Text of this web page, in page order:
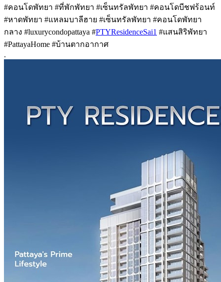
#คอนโดพัทยา #ที่พักพัทยา #เซ็นทรัลพัทยา #คอนโดบีชฟร้อนท์
#หาดพัทยา #แหลมบาลีฮาย #เซ็นทรัลพัทยา #คอนโดพัทยา
กลาง #luxurycondopattaya #PTYResidenceSai1 #แสนสิริพัทยา
#PattayaHome #บ้านตากอากาศ
.